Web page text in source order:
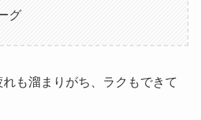
グ
も溜まりがち、ラクもできて